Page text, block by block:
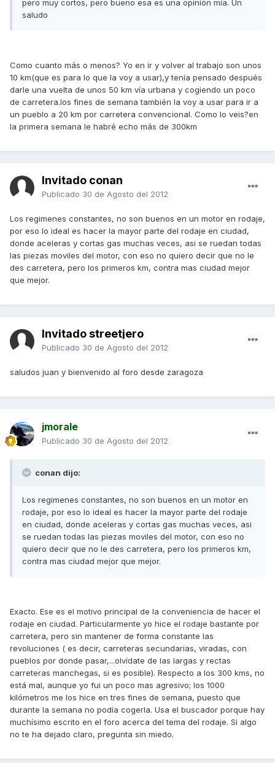
pero muy cortos, pero bueno esa es una opinión mía. Un
saludo
Como cuanto más o menos? Yo en ir y volver al trabajo son unos
10 km(que es para lo que la voy a usar),y tenía pensado después
darle una vuelta de unos 50 km vía urbana y cogiendo un poco
de carretera.los fines de semana también la voy a usar para ir a
un pueblo a 20 km por carretera convencional. Como lo veis?en
la primera semana le habré echo más de 300km
Invitado conan
Publicado 30 de Agosto del 2012
Los regimenes constantes, no son buenos en un motor en rodaje,
por eso lo ideal es hacer la mayor parte del rodaje en ciudad,
donde aceleras y cortas gas muchas veces, asi se ruedan todas
las piezas moviles del motor, con eso no quiero decir que no le
des carretera, pero los primeros km, contra mas ciudad mejor
que mejor.
Invitado streetjero
Publicado 30 de Agosto del 2012
saludos juan y bienvenido al foro desde zaragoza
jmorale
Publicado 30 de Agosto del 2012
conan dijo:
Los regimenes constantes, no son buenos en un motor en
rodaje, por eso lo ideal es hacer la mayor parte del rodaje
en ciudad, donde aceleras y cortas gas muchas veces, asi
se ruedan todas las piezas moviles del motor, con eso no
quiero decir que no le des carretera, pero los primeros km,
contra mas ciudad mejor que mejor.
Exacto. Ese es el motivo principal de la conveniencia de hacer el
rodaje en ciudad. Particularmente yo hice el rodaje bastante por
carretera, pero sin mantener de forma constante las
revoluciones ( es decir, carreteras secundarias, viradas, con
pueblos por donde pasar,...olvídate de las largas y rectas
carreteras manchegas, si es posible). Respecto a los 300 kms, no
está mal, aunque yo fui un poco mas agresivo; los 1000
kilómetros me los hice en tres fines de semana, puesto que
durante la semana no podía cogerla. Usa el buscador porque hay
muchísimo escrito en el foro acerca del tema del rodaje. Si algo
no te ha dejado claro, pregunta sin miedo.